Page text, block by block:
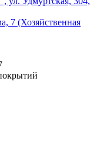
7 (Хозяйственная